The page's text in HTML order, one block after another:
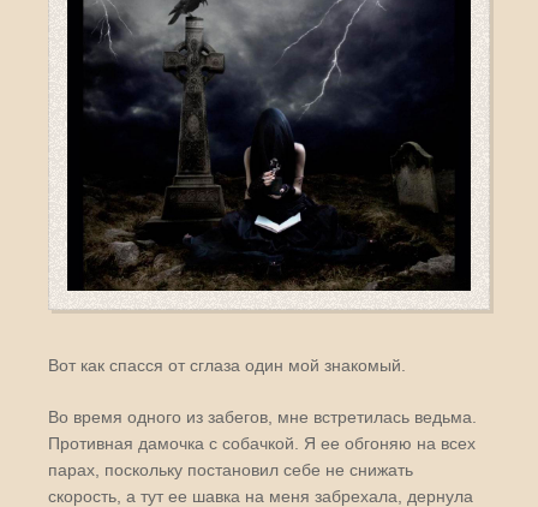
Вот как спасся от сглаза один мой знакомый.
Во время одного из забегов, мне встретилась ведьма.
Противная дамочка с собачкой. Я ее обгоняю на всех
парах, поскольку постановил себе не снижать
скорость, а тут ее шавка на меня забрехала, дернула